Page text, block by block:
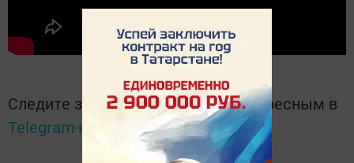
Следите за самым важным и интересным в
Telegram-канале
Татмедиа